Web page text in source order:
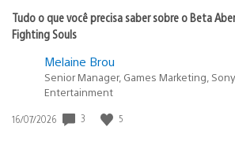
Tudo o que você precisa saber sobre o Beta
Fighting Souls
Melaine Brou
Senior Manager, Games Marketing,
Entertainment
Data
16/07/2026 3 5